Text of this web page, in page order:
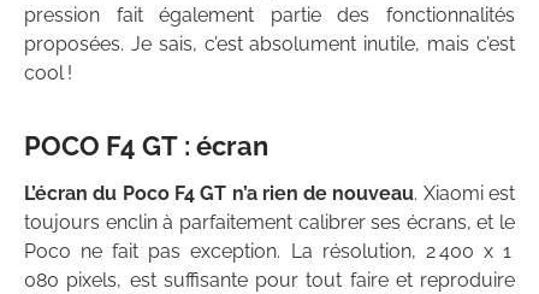
pression fait également partie des fonctionnalités
proposées. Je sais, c’est absolument inutile, mais c’est
cool !
POCO F4 GT : écran
L’écran du Poco F4 GT n’a rien de nouveau. Xiaomi est
toujours enclin à parfaitement calibrer ses écrans, et le
Poco ne fait pas exception. La résolution, 2 400 x 1
080 pixels, est suffisante pour tout faire et reproduire